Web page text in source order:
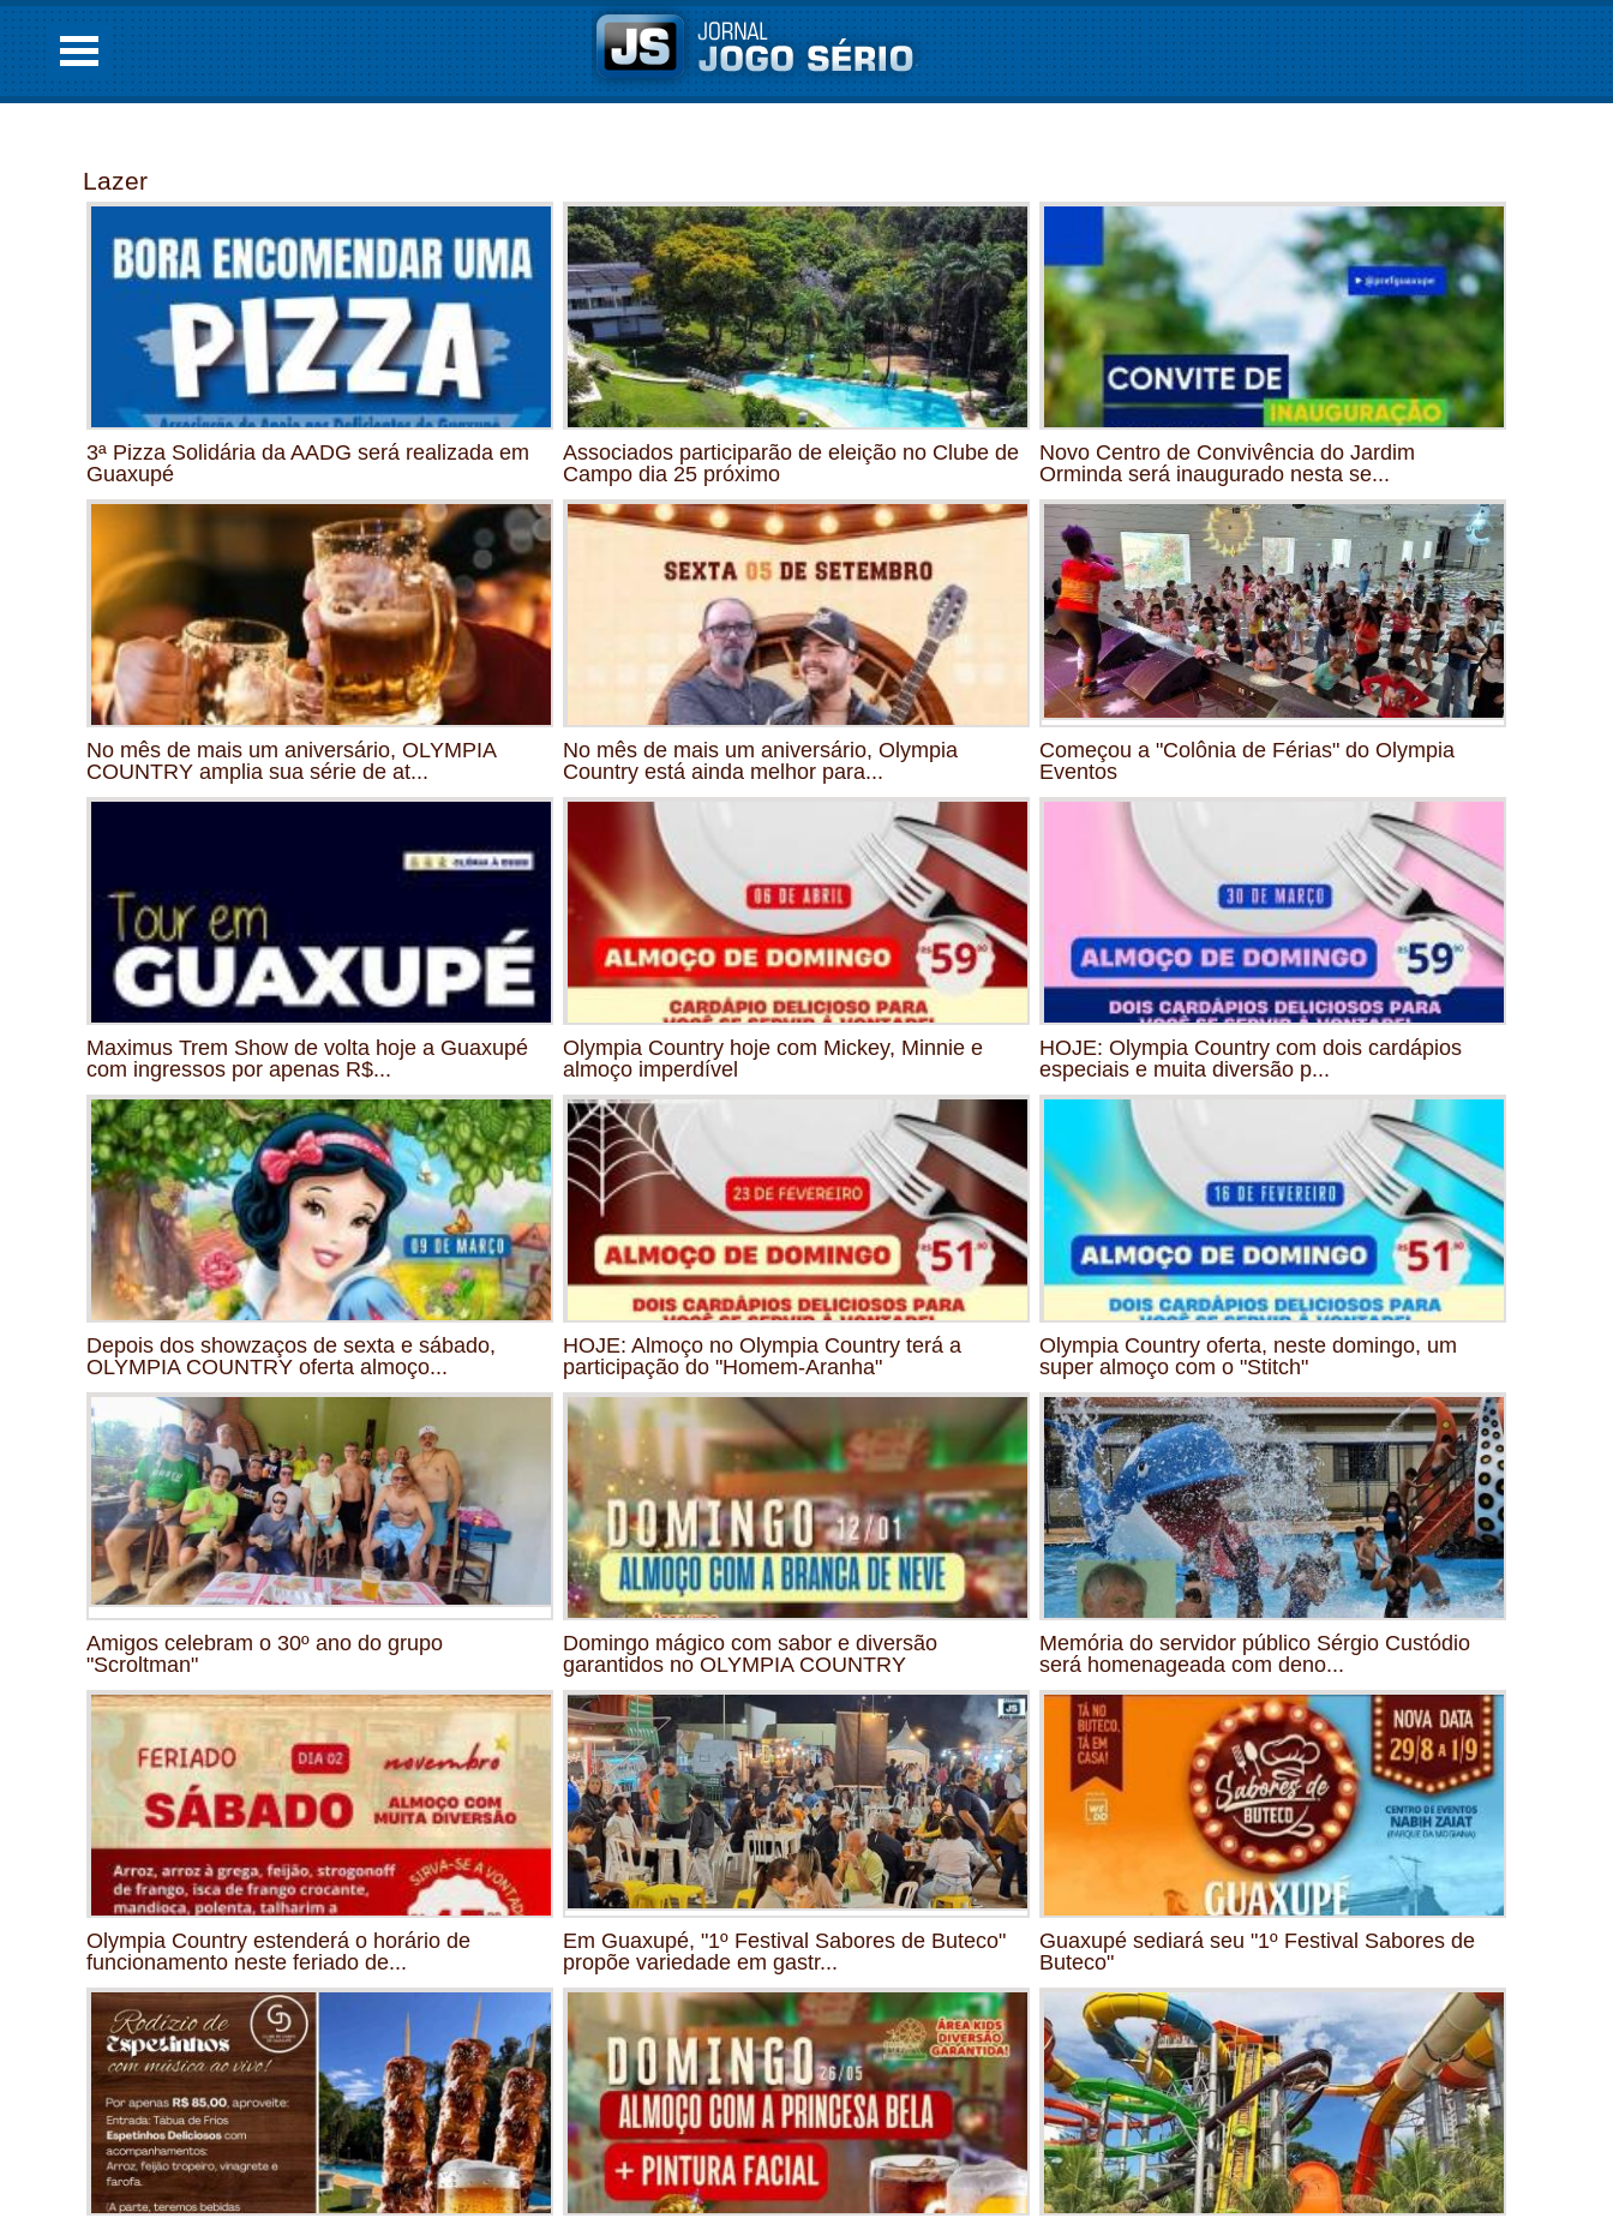
Lazer
3ª Pizza Solidária da AADG será realizada em
Guaxupé
Associados participarão de eleição no Clube de
Campo dia 25 próximo
Novo Centro de Convivência do Jardim
Orminda será inaugurado nesta se...
No mês de mais um aniversário, OLYMPIA
COUNTRY amplia sua série de at...
No mês de mais um aniversário, Olympia
Country está ainda melhor para...
Começou a "Colônia de Férias" do Olympia
Eventos
Maximus Trem Show de volta hoje a Guaxupé
com ingressos por apenas R$...
Olympia Country hoje com Mickey, Minnie e
almoço imperdível
HOJE: Olympia Country com dois cardápios
especiais e muita diversão p...
Depois dos showzaços de sexta e sábado,
OLYMPIA COUNTRY oferta almoço...
HOJE: Almoço no Olympia Country terá a
participação do "Homem-Aranha"
Olympia Country oferta, neste domingo, um
super almoço com o "Stitch"
Amigos celebram o 30º ano do grupo
"Scroltman"
Domingo mágico com sabor e diversão
garantidos no OLYMPIA COUNTRY
Memória do servidor público Sérgio Custódio
será homenageada com deno...
Olympia Country estenderá o horário de
funcionamento neste feriado de...
Em Guaxupé, "1º Festival Sabores de Buteco"
propõe variedade em gastr...
Guaxupé sediará seu "1º Festival Sabores de
Buteco"